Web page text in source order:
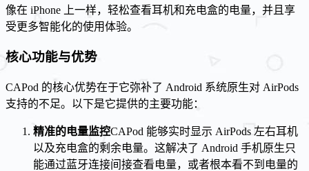
像在 iPhone 上一样，轻松查看耳机和充电盒的电量，并且享
受更多智能化的使用体验。
核心功能与优势
CAPod 的核心优势在于它弥补了 Android 系统原生对 AirPods
支持的不足。以下是它提供的主要功能：
精准的电量监控CAPod 能够实时显示 AirPods 左右耳机
以及充电盒的剩余电量。这解决了 Android 手机原生只
能通过蓝牙连接间接查看电量，或者根本看不到电量的